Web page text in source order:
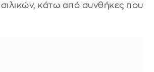
κάτω από συνθήκες που